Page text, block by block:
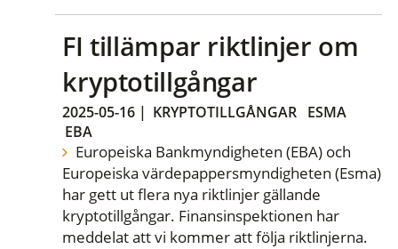
FI tillämpar riktlinjer om
kryptotillgångar
2025-05-16 | KRYPTOTILLGÅNGAR ESMA
EBA
Europeiska Bankmyndigheten (EBA) och
Europeiska värdepappersmyndigheten (Esma)
har gett ut flera nya riktlinjer gällande
kryptotillgångar. Finansinspektionen har
meddelat att vi kommer att följa riktlinjerna.